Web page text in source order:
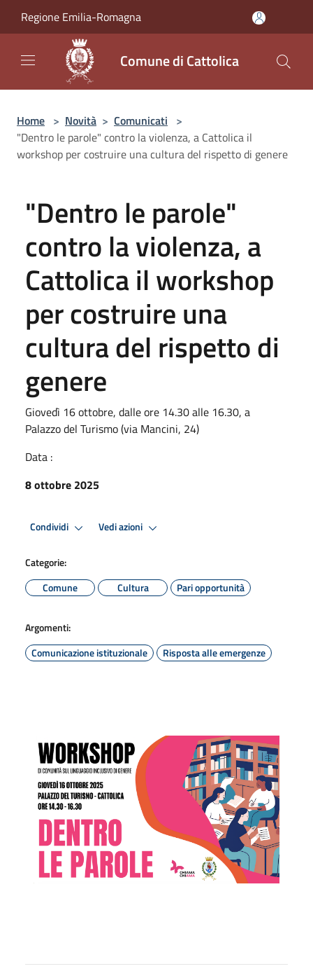
Regione Emilia-Romagna
Comune di Cattolica
Home > Novità > Comunicati >
"Dentro le parole" contro la violenza, a Cattolica il
workshop per costruire una cultura del rispetto di genere
"Dentro le parole"
contro la violenza, a
Cattolica il workshop
per costruire una
cultura del rispetto di
genere
Giovedì 16 ottobre, dalle ore 14.30 alle 16.30, a
Palazzo del Turismo (via Mancini, 24)
Data :
8 ottobre 2025
Condividi Vedi azioni
Categorie:
Comune
Cultura Pari opportunità
Argomenti:
Comunicazione istituzionale
Risposta alle emergenze